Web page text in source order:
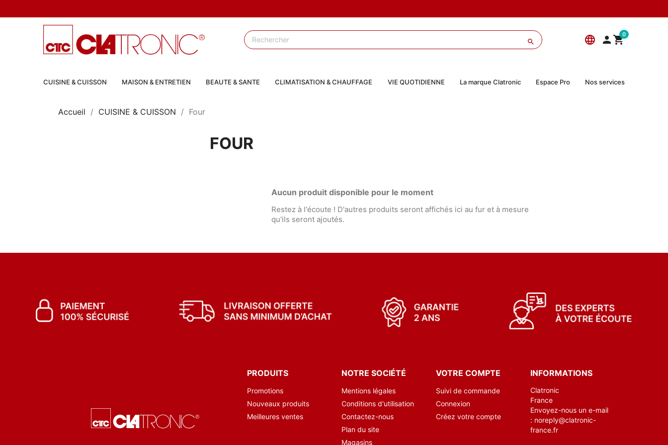
language  0

CUISINE & CUISSON MAISON & ENTRETIEN BEAUTE & SANTE CLIMATISATION & CHAUFFAGE VIE QUOTIDIENNE La marque Clatronic Espace Pro Nos services
Accueil CUISINE & CUISSON Four
FOUR
Aucun produit disponible pour le moment
Restez à l'écoute ! D'autres produits seront affichés ici au fur et à mesure
qu'ils seront ajoutés.
PRODUITS
Promotions
Nouveaux produits
Meilleures ventes
NOTRE SOCIÉTÉ
Mentions légales
Conditions d'utilisation
Contactez-nous
Plan du site
Magasins
VOTRE COMPTE
Suivi de commande
Connexion
Créez votre compte
INFORMATIONS
Clatronic
France
Envoyez-nous un e-mail
: noreply@clatronic-
france.fr